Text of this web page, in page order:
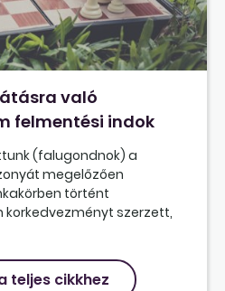
való
felmentési indok
(falugondnok) a
megelőzően
történt
szerzett,
teljes cikkhez